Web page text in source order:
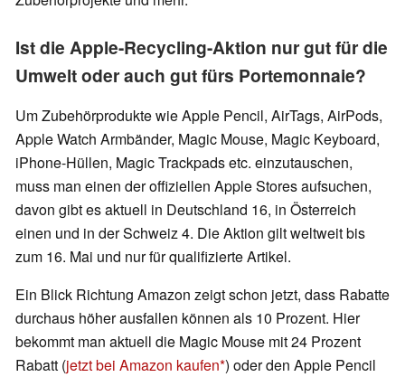
Ist die Apple-Recycling-Aktion nur gut für die
Umwelt oder auch gut fürs Portemonnaie?
Um Zubehörprodukte wie Apple Pencil, AirTags, AirPods,
Apple Watch Armbänder, Magic Mouse, Magic Keyboard,
iPhone-Hüllen, Magic Trackpads etc. einzutauschen,
muss man einen der offiziellen Apple Stores aufsuchen,
davon gibt es aktuell in Deutschland 16, in Österreich
einen und in der Schweiz 4. Die Aktion gilt weltweit bis
zum 16. Mai und nur für qualifizierte Artikel.
Ein Blick Richtung Amazon zeigt schon jetzt, dass Rabatte
durchaus höher ausfallen können als 10 Prozent. Hier
bekommt man aktuell die Magic Mouse mit 24 Prozent
Rabatt (jetzt bei Amazon kaufen ) oder den Apple Pencil